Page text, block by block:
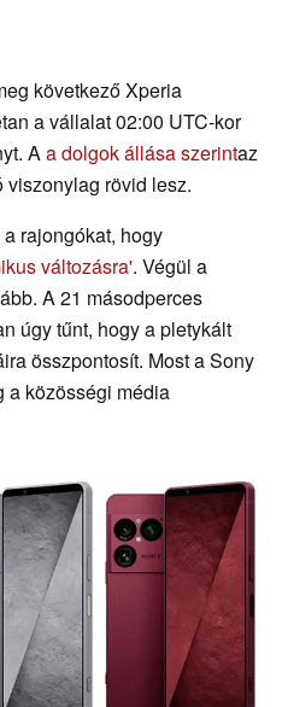
következő Xperia
a vállalat 02:00 UTC-kor
Aa dolgok állása szerintaz
viszonylag rövid lesz.
rajongókat, hogy
változásra'. Végül a
A 21 másodperces
úgy tűnt, hogy a pletykált
összpontosít. Most a Sony
a közösségi média